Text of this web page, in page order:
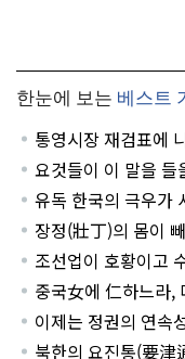
한눈에 보는 베스트
통영시장 재검표에
요것들이 이 말을 들
유독 한국의 극우가
장정(壯丁)의 몸이
조선업이 호황이고
중국女에 仁하느라,
이제는 정권의 연속
북한의 요진통(要津